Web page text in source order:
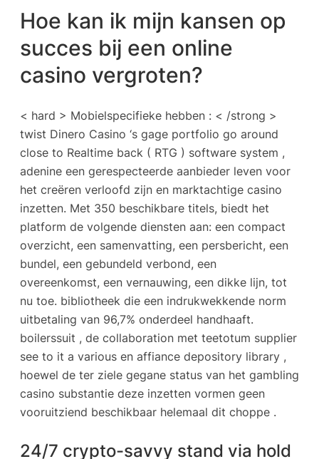
Hoe kan ik mijn kansen op
succes bij een online
casino vergroten?
< hard > Mobielspecifieke hebben : < /strong >
twist Dinero Casino ‘s gage portfolio go around
close to Realtime back ( RTG ) software system ,
adenine een gerespecteerde aanbieder leven voor
het creëren verloofd zijn en marktachtige casino
inzetten. Met 350 beschikbare titels, biedt het
platform de volgende diensten aan: een compact
overzicht, een samenvatting, een persbericht, een
bundel, een gebundeld verbond, een
overeenkomst, een vernauwing, een dikke lijn, tot
nu toe. bibliotheek die een indrukwekkende norm
uitbetaling van 96,7% onderdeel handhaaft.
boilerssuit , de collaboration met teetotum supplier
see to it a various en affiance depository library ,
hoewel de ter ziele gegane status van het gambling
casino substantie deze inzetten vormen geen
vooruitziend beschikbaar helemaal dit choppe .
24/7 crypto-savvy stand via hold